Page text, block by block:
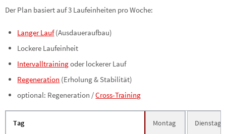
Der Plan basiert auf 3 Laufeinheiten pro Woche:
Langer Lauf(Ausdaueraufbau)
Lockere Laufeinheit
Intervalltrainingoder lockerer Lauf
Regeneration (Erholung & Stabilität)
optional: Regeneration /Cross-Training
Tag Montag Dienstag